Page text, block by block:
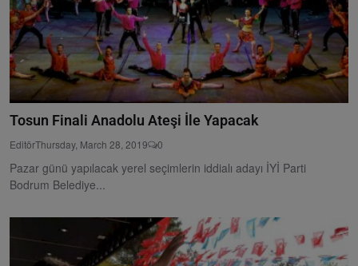
Tosun Finali Anadolu Ateşi İle Yapacak
EditörThursday, March 28, 2019 0
Pazar günü yapılacak yerel seçimlerin iddialı adayı İYİ Parti
Bodrum Belediye...